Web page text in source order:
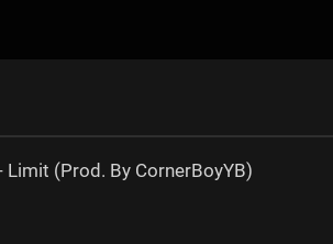
Limit (Prod. By CornerBoyYB)